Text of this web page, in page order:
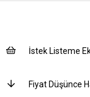
İstek Listeme
Fiyat Düşünce